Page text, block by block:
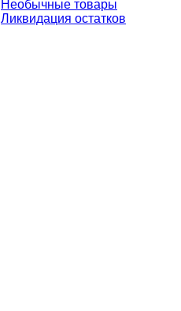
Необычные товары
Ликвидация остатков